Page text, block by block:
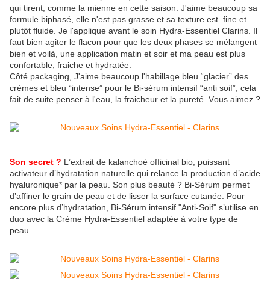
qui tirent, comme la mienne en cette saison. J'aime beaucoup sa
formule biphasé, elle n'est pas grasse et sa texture est fine et
plutôt fluide. Je l'applique avant le soin Hydra-Essentiel Clarins. Il
faut bien agiter le flacon pour que les deux phases se mélangent
bien et voilà, une application matin et soir et ma peau est plus
confortable, fraiche et hydratée.
Côté packaging, J'aime beaucoup l'habillage bleu “glacier” des
crèmes et bleu “intense” pour le Bi-sérum intensif “anti soif”, cela
fait de suite penser à l'eau, la fraicheur et la pureté. Vous aimez ?
Son secret ? L’extrait de kalanchoé officinal bio, puissant
activateur d’hydratation naturelle qui relance la production d’acide
hyaluronique* par la peau. Son plus beauté ? Bi-Sérum permet
d’affiner le grain de peau et de lisser la surface cutanée. Pour
encore plus d’hydratation, Bi-Sérum intensif "Anti-Soif" s’utilise en
duo avec la Crème Hydra-Essentiel adaptée à votre type de
peau.